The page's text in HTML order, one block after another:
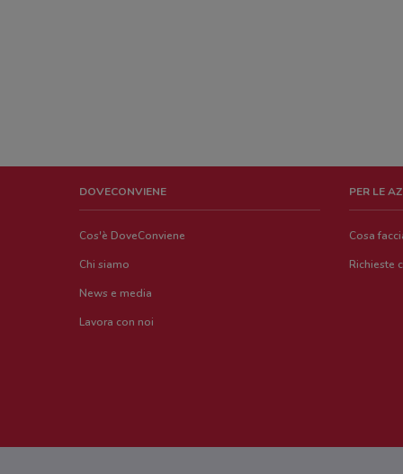
DOVECONVIENE
Cos'è DoveConviene
Chi siamo
News e media
Lavora con noi
PER LE
Cosa
Richieste